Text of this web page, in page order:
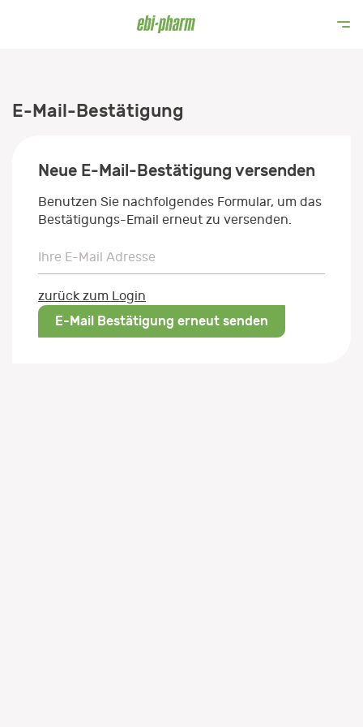
E-Mail-Bestätigung
Neue E-Mail-Bestätigung versenden
Benutzen Sie nachfolgendes Formular, um das
Bestätigungs-Email erneut zu versenden.
Ihre E-Mail Adresse
Ihre E-Mail Adresse
zurück zum Login
E-Mail Bestätigung erneut senden